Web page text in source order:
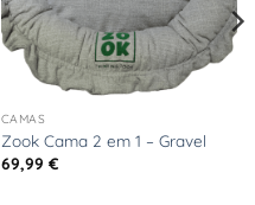
CAMAS
Zook Cama 2 em 1 – Gravel
69,99 €